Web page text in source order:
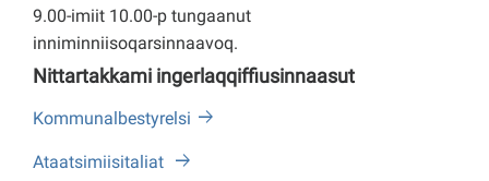
9.00-imiit 10.00-p tungaanut
inniminniisoqarsinnaavoq.
Nittartakkami ingerlaqqiffiusinnaasut
Kommunalbestyrelsi
Ataatsimiisitaliat